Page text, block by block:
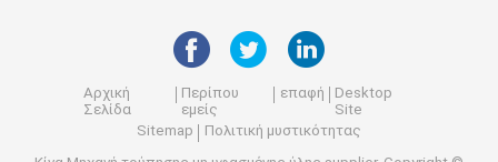
Αρχική
Σελίδα
Περίπου
εμείς
επαφή
Desktop
Site
Sitemap
Πολιτική μυστικότητας